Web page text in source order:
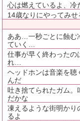
心は燃えているよ、冷
14歳なりにやってみせ
ああ…一秒ごとに蝕む
ていく…
仕事が早く終わった
れ…
ヘッドホンは音楽を
んだ
吐き捨てられたガム
だかな
凍えるような街明か
るよ